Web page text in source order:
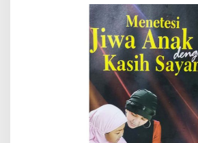
k
G
e
r
n
g
,
T
e